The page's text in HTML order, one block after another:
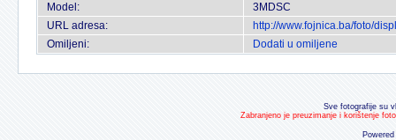
Model:
3MDSC
URL adresa:
http://www.fojnica.ba/foto/
Omiljeni:
Dodati u omiljene
Sve fotografije su
Zabranjeno je preuzimanje i korištenje